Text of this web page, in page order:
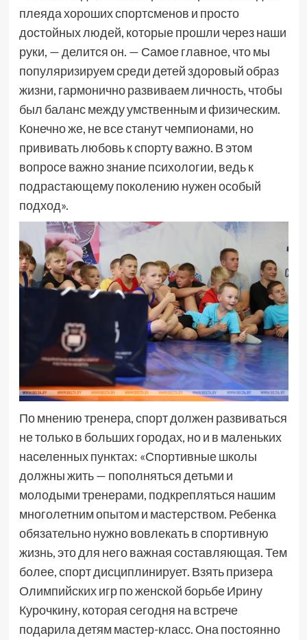
плеяда хороших спортсменов и просто
достойных людей, которые прошли через наши
руки, — делится он. — Самое главное, что мы
популяризируем среди детей здоровый образ
жизни, гармонично развиваем личность, чтобы
был баланс между умственным и физическим.
Конечно же, не все станут чемпионами, но
прививать любовь к спорту важно. В этом
вопросе важно знание психологии, ведь к
подрастающему поколению нужен особый
подход».
По мнению тренера, спорт должен развиваться
не только в больших городах, но и в маленьких
населенных пунктах: «Спортивные школы
должны жить — пополняться детьми и
молодыми тренерами, подкрепляться нашим
многолетним опытом и мастерством. Ребенка
обязательно нужно вовлекать в спортивную
жизнь, это для него важная составляющая. Тем
более, спорт дисциплинирует. Взять призера
Олимпийских игр по женской борьбе Ирину
Курочкину, которая сегодня на встрече
подарила детям мастер-класс. Она постоянно